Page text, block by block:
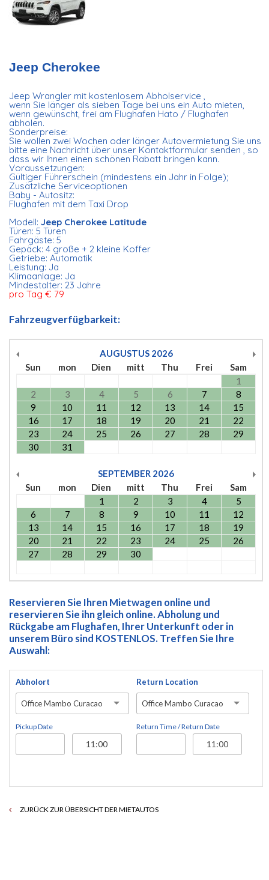
Jeep Cherokee
Jeep Wrangler mit kostenlosem Abholservice ,
wenn Sie länger als sieben Tage bei uns ein Auto mieten,
wenn gewünscht, frei am Flughafen Hato / Flughafen
abholen.
Sonderpreise:
Sie wollen zwei Wochen oder länger Autovermietung Sie uns
bitte eine Nachricht über unser Kontaktformular senden , so
dass wir Ihnen einen schönen Rabatt bringen kann.
Voraussetzungen:
Gültiger Führerschein (mindestens ein Jahr in Folge);
Zusätzliche Serviceoptionen
Baby - Autositz:
Flughafen mit dem Taxi Drop
Modell:Jeep Cherokee Latitude
Türen: 5 Türen
Fahrgäste: 5
Gepäck: 4 große + 2 kleine Koffer
Getriebe: Automatik
Leistung: Ja
Klimaanlage: Ja
Mindestalter: 23 Jahre
pro Tag € 79
Fahrzeugverfügbarkeit:
AUGUSTUS 2026
Sun
mon Dien mitt Thu Frei
Sam
1
2
3 4 5 6 7
8
9
10 11 12 13 14
15
16
17 18 19 20 21
22
23
24 25 26 27 28
29
30
31
SEPTEMBER 2026
Sun
mon Dien mitt Thu Frei
Sam
1
2 3 4
5
6
7 8 9 10 11
12
13
14 15 16 17 18
19
20
21 22 23 24 25
26
27
28 29 30
Reservieren Sie Ihren Mietwagen online und
reservieren Sie ihn gleich online. Abholung und
Rückgabe am Flughafen, Ihrer Unterkunft oder in
unserem Büro sind KOSTENLOS. Treffen Sie Ihre
Auswahl:
Abholort
Office Mambo Curacao
Pickup Date
Return Location
Office Mambo Curacao
Return Time / Return Date
ZURÜCK ZUR ÜBERSICHT DER MIETAUTOS